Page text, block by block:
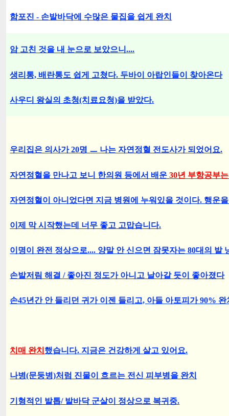
함포진 - 손발바닥에 수많은 물집을 쉽게 완치
암 고친 것을 내 눈으로 보았으니....
생리통, 배란통도 쉽게 고쳤다. 두바이 아랍인들이 찾아온다
사우디 왕실의 초청(치료요청)을 받았다.
우리집은 의사가 20명 ㅡ 나는 자연정혈 전도사가 되었어요.
자연정혈을 만나고 보니 한의원 등에서 배운30년 부항공부
자연정혈이 아니었다면 지금 병원에 누워있을 것이다. 행운
이제 막 시작했는데 너무 좋고 고맙습니다.
이명이 완전 정상으로.... 양말 안 신으면 잠못자는 80대의 발
손발저림 해결 / 좋아진 정도가 아니고 날아갈 듯이 좋아졌다
손45년간 안 들리던 귀가 이젠 들리고, 아들 아토피가 90% 완
치매 완치 했습니다. 지금은 건강하게 살고 있어요.
나병(문둥병)처럼 진물이 흐르는 전신 피부병을 완치
기형적인 발톱/ 발바닥 군살이 정상으로 복귀중.